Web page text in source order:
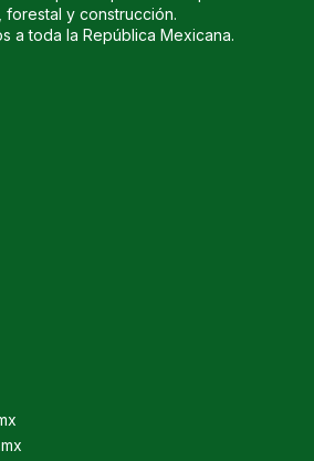
forestal y construcción.
a toda la República Mexicana.